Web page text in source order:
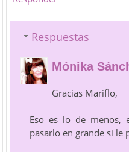
Respuestas
Mónika
Gracias Mariflo,
Eso es lo de menos,
pasarlo en grande si le